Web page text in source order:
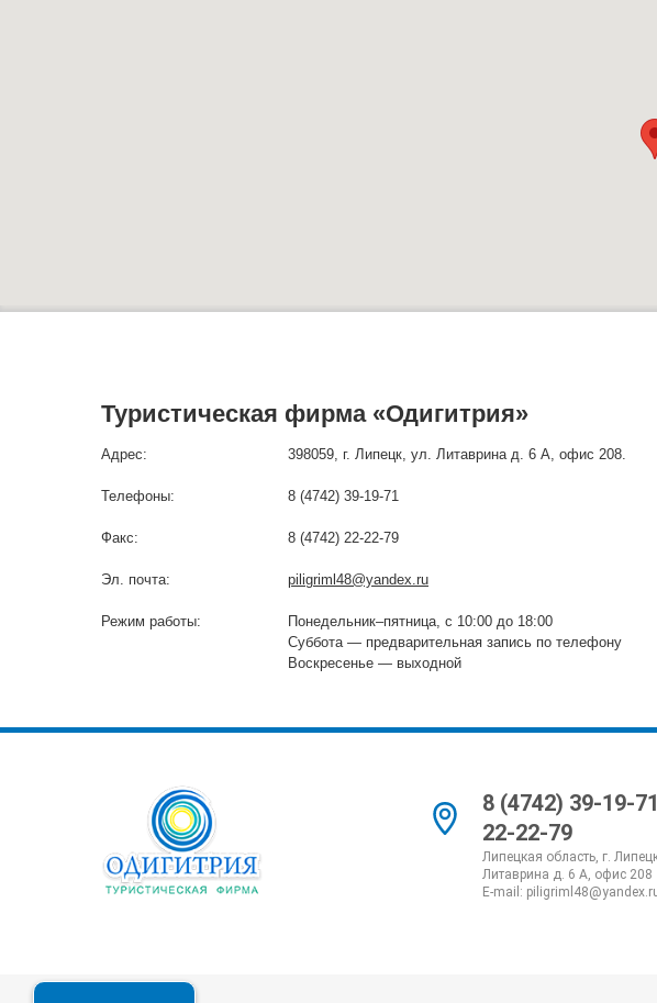
Туристическая фирма «Одигитрия»
Адрес: 398059, г. Липецк, ул. Литаврина д. 6 А, офис 208.
Телефоны: 8 (4742) 39-19-71
Факс: 8 (4742) 22-22-79
Эл. почта: piligriml48@yandex.ru
Режим работы:
Понедельник–пятница, с 10:00 до 18:00
Суббота — предварительная запись по телефону
Воскресенье — выходной
8 (4742) 39-19-71
22-22-79
Липецкая область, г.
Литаврина д. 6 А, офис 208
E-mail: